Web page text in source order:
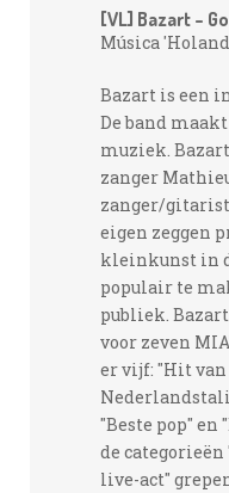
[VL] Bazart –
Música
Bazart is een
De band
muziek.
zanger
zanger/
eigen zeggen
kleinkunst in
populair te
publiek.
voor zeven
er vijf: "Hit van
"Beste pop" en
de categorieën
live-act"